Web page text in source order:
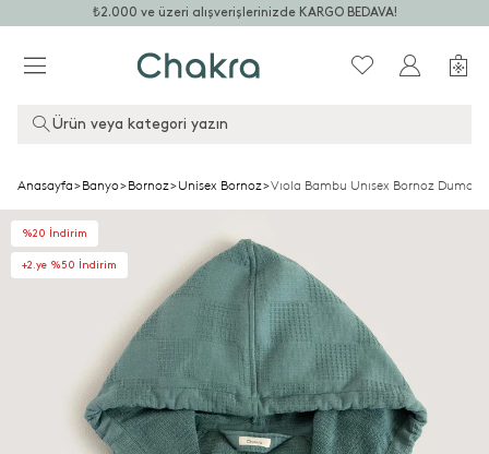
₺2.000 ve üzeri alışverişlerinizde KARGO BEDAVA!
Ürün veya kategori yazın
Anasayfa>Banyo>Bornoz>Unisex Bornoz>Vıola Bambu Unısex Bornoz Duman
%20 İndirim
+2.ye %50 İndirim